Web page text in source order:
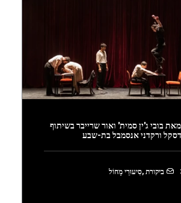
בובי ג'ין סמית' ואור שרייבר בשיתוף
דסקל ורקדני אנסמבל בת-שבע
ביקורת ,סִיעוּרֵי מָחוֹל